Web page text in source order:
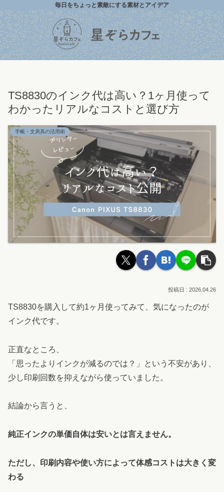
毎日をちょっと素敵にする素材とアイデア
TS8830のインク代は高い？1ヶ月使って
わかったリアルなコストと選び方
手帳・文房具の活用術
2026.04.26
TS8830を購入して約1ヶ月使ってみて、気になったのが
インク代です。
正直なところ、
「思ったよりインクが減るのでは？」という不安があり、
少し印刷回数を抑えながら使っていました。
結論から言うと、
純正インクの単価自体は安いとは言えません。
ただし、印刷内容や使い方によって体感コストは大きく変
わる